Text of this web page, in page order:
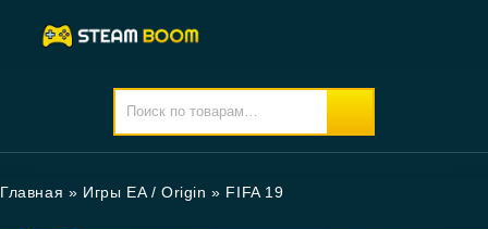
Главная » Игры EA / Origin » FIFA 19